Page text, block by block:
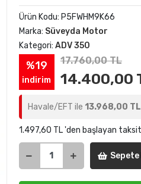
Ürün Kodu: P5FWHM9K66
Marka: Süveyda Motor
Kategori: ADV 350
%19
indirim
17.760,00 TL
14.400,00
Havale/EFT ile 13.968,00 TL
1.497,60 TL 'den başlayan
Sepete